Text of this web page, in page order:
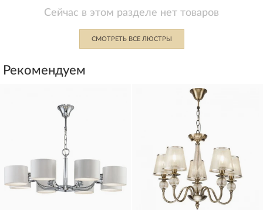
Сейчас в этом разделе нет товаров
СМОТРЕТЬ ВСЕ ЛЮСТРЫ
Рекомендуем